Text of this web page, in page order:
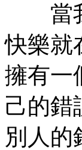
當我
快樂就
擁有一
己的錯
別人的